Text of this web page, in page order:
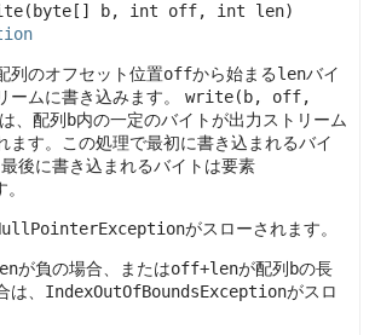
(byte[] b, int off, int len)
列のオフセット位置offから始まるlenバイ
ームに書き込みます。
write(b, off,
、配列 b内の一定のバイトが出力ストリーム
ます。この処理で最初に書き込まれるバイ
最後に書き込まれるバイトは要素
がスローされます。
が負の場合、またはoff+lenが配列 bの長
、 IndexOutOfBoundsExceptionがスロ